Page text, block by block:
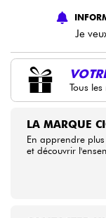
Eveil
Packs
Je
Tous
LA MARQUE
En apprendre
et découvrir